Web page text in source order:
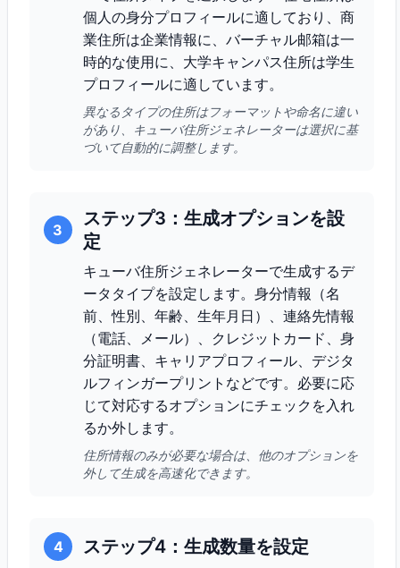
個人の身分プロフィールに適しており、商
業住所は企業情報に、バーチャル邮箱は一
時的な使用に、大学キャンパス住所は学生
プロフィールに適しています。
異なるタイプの住所はフォーマットや命名に違い
があり、キューバ住所ジェネレーターは選択に基
づいて自動的に調整します。
3
ステップ3：生成オプションを設
定
キューバ住所ジェネレーターで生成するデ
ータタイプを設定します。身分情報（名
前、性別、年齢、生年月日）、連絡先情報
（電話、メール）、クレジットカード、身
分証明書、キャリアプロフィール、デジタ
ルフィンガープリントなどです。必要に応
じて対応するオプションにチェックを入れ
るか外します。
住所情報のみが必要な場合は、他のオプションを
外して生成を高速化できます。
4 ステップ4：生成数量を設定